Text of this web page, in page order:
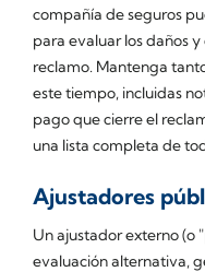
compañía de seguros
para evaluar los daños
reclamo. Mantenga
este tiempo, incluidas
pago que cierre el
una lista completa de
Ajustadores
Un ajustador externo (o
evaluación alternativa,